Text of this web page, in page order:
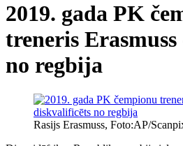
2019. gada PK
treneris
no regbija
Rasijs Erasmuss, Foto:AP/